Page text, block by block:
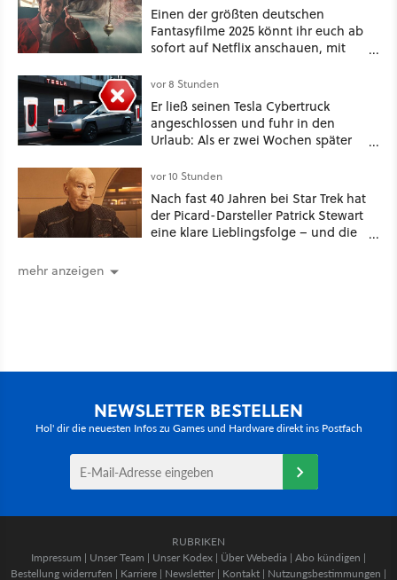
Einen der größten deutschen
Fantasyfilme 2025 könnt ihr euch ab
sofort auf Netflix anschauen, mit
vor 8 Stunden
Er ließ seinen Tesla Cybertruck
angeschlossen und fuhr in den
Urlaub: Als er zwei Wochen später
mehr an [Best of GameStar]
vor 10 Stunden
Nach fast 40 Jahren bei Star Trek hat
der Picard-Darsteller Patrick Stewart
eine klare Lieblingsfolge – und die
mehr anzeigen
NEWSLETTER BESTELLEN
Hol' dir die neuesten Infos zu Games und Hardware direkt ins Postfach
RUBRIKEN
Impressum | Unser Team | Unser Kodex | Über Webedia | Abo kündigen |
Bestellung widerrufen | Karriere | Newsletter | Kontakt | Nutzungsbestimmungen |